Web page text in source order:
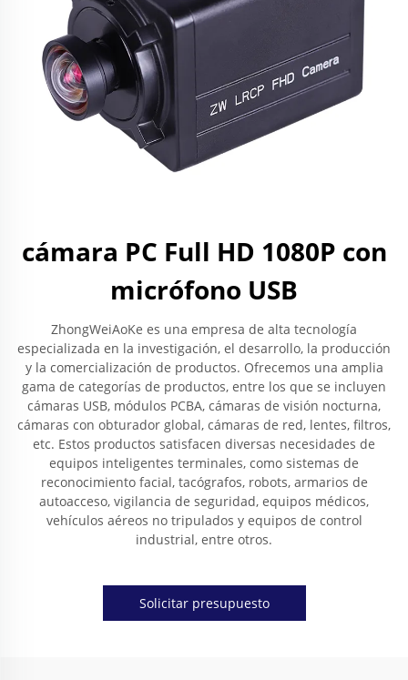
cámara PC Full HD 1080P con
micrófono USB
ZhongWeiAoKe es una empresa de alta tecnología
especializada en la investigación, el desarrollo, la producción
y la comercialización de productos. Ofrecemos una amplia
gama de categorías de productos, entre los que se incluyen
cámaras USB, módulos PCBA, cámaras de visión nocturna,
cámaras con obturador global, cámaras de red, lentes, filtros,
etc. Estos productos satisfacen diversas necesidades de
equipos inteligentes terminales, como sistemas de
reconocimiento facial, tacógrafos, robots, armarios de
autoacceso, vigilancia de seguridad, equipos médicos,
vehículos aéreos no tripulados y equipos de control
industrial, entre otros.
Solicitar presupuesto